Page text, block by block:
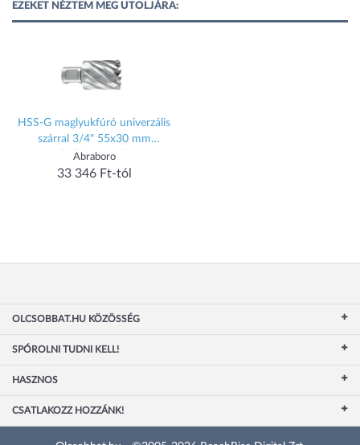
EZEKET NÉZTEM MEG UTOLJÁRA:
HSS-G maglyukfúró univerzális
szárral 3/4" 55x30 mm
(1db/csomag)
Abraboro
33 346 Ft-tól
OLCSOBBAT.HU KÖZÖSSÉG
SPÓROLNI TUDNI KELL!
HASZNOS
CSATLAKOZZ HOZZÁNK!